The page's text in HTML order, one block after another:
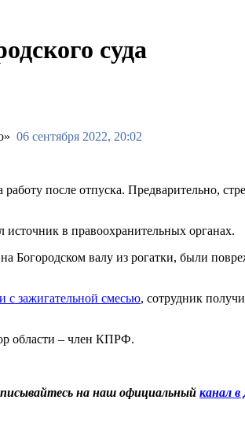
суда
06 сентября 2022, 20:02
после отпуска. Предварительно,
в правоохранительных органах.
Богородском валу из рогатки, были
с зажигательной смесью, сотрудник
области – член КПРФ.
на наш официальный канал в